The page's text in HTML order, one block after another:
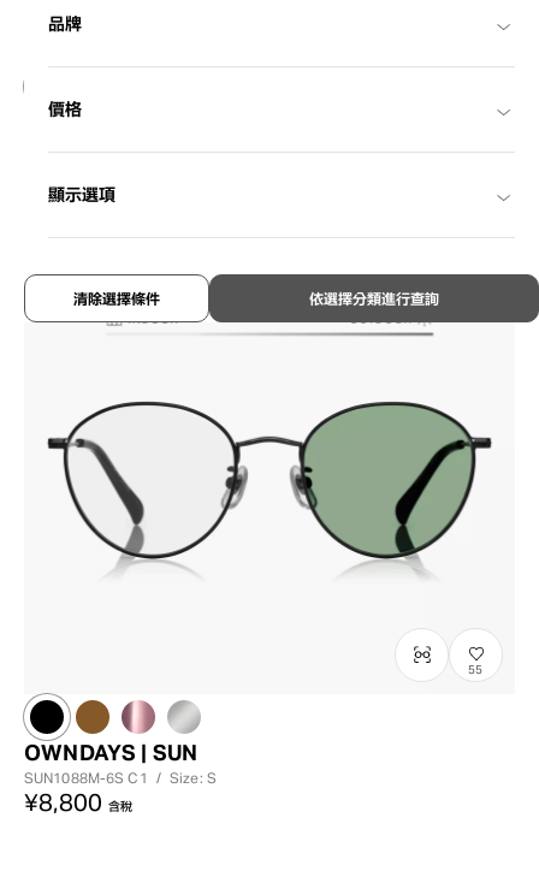
品牌
價格
顯示選項
依選擇分類進行查詢
清除選擇條件
NEW
¥8,800 含稅
55
OWNDAYS | SUN
SUN1088M-6SC1 / Size: S
¥8,800 含稅